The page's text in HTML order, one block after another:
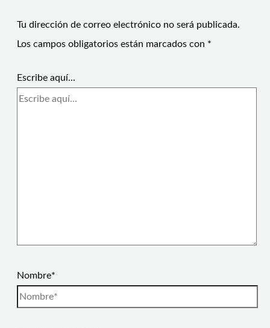
Tu dirección de correo electrónico no será publicada.
Los campos obligatorios están marcados con *
Escribe aquí...
Nombre*